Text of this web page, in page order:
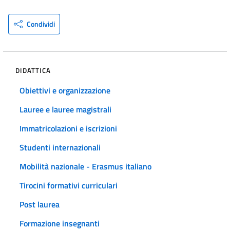
Condividi
DIDATTICA
Obiettivi e organizzazione
Lauree e lauree magistrali
Immatricolazioni e iscrizioni
Studenti internazionali
Mobilità nazionale - Erasmus italiano
Tirocini formativi curriculari
Post laurea
Formazione insegnanti